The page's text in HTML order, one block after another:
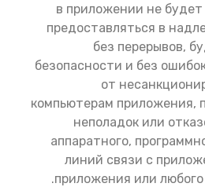
в приложении не
предоставляться в
без перерывов,
безопасности и без
от
компьютерам приложения,
неполадок или
аппаратного,
линий связи с
приложения или любого